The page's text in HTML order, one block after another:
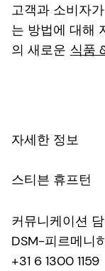
고객과 소비자
는 방법에 대해
의 새로운 식품
자세한 정보
스티븐 휴프턴
커뮤니케이션
DSM-피르메니
+31 6 1300 1159